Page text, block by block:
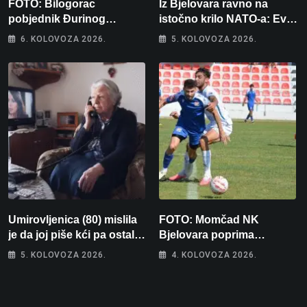
FOTO: Bilogorac
pobjednik Đurinog
memorijala
6. KOLOVOZA 2026.
Iz Bjelovara ravno na
istočno krilo NATO-a: Evo
kamo odlazi 82 hrvatska
5. KOLOVOZA 2026.
Umirovljenica (80) mislila
je da joj piše kći pa ostala
bez 1000 eura
5. KOLOVOZA 2026.
FOTO: Momčad NK
Bjelovara poprima
jesenski izgled
4. KOLOVOZA 2026.